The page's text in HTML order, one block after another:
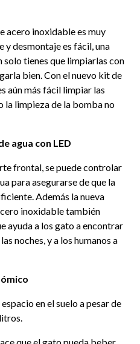
acero inoxidable es muy
y desmontaje es fácil, una
solo tienes que limpiarlas con
bien. Con el nuevo kit de
aún más fácil limpiar las
la limpieza de la bomba no
agua con LED
frontal, se puede controlar
para asegurarse de que la
Además la nueva
inoxidable también
ayuda a los gato a encontrar
noches, y a los humanos a
en el suelo a pesar de